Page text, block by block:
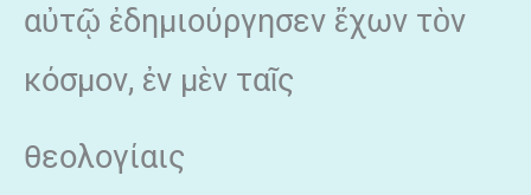
αὐτῷ ἐδημιούργησεν ἔχων τὸν
κόσμον, ἐν μὲν ταῖς
θεολογίαις